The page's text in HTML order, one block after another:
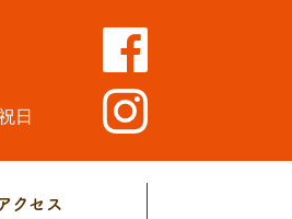
日
クセス